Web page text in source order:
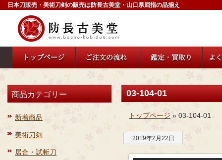
日本刀販売・美術刀剣の販売は防長古美堂・山口県屈指の品揃え
商品カテゴリー
新着商品
美術刀剣
居合・試斬刀
03-104-01
トップページ » 03-104-01
2019年2月22日